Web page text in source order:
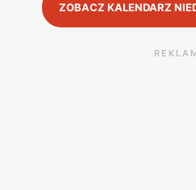
ZOBACZ KALENDARZ